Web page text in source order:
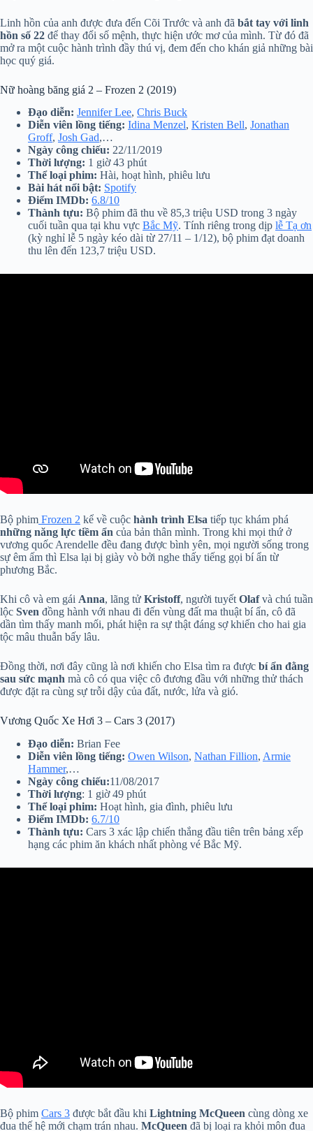
Linh hồn của anh được đưa đến Cõi Trước và anh đã bắt tay với linh
hồn số 22 để thay đổi số mệnh, thực hiện ước mơ của mình. Từ đó đã
mở ra một cuộc hành trình đầy thú vị, đem đến cho khán giả những bài
học quý giá.
Nữ hoàng băng giá 2 – Frozen 2 (2019)
Đạo diễn: Jennifer Lee, Chris Buck
Diễn viên lồng tiếng: Idina Menzel, Kristen Bell, Jonathan
Groff, Josh Gad,…
Ngày công chiếu: 22/11/2019
Thời lượng: 1 giờ 43 phút
Thể loại phim: Hài, hoạt hình, phiêu lưu
Bài hát nổi bật: Spotify
Điểm IMDb: 6.8/10
Thành tựu: Bộ phim đã thu về 85,3 triệu USD trong 3 ngày
cuối tuần qua tại khu vực Bắc Mỹ. Tính riêng trong dịp lễ Tạ ơn
(kỳ nghỉ lễ 5 ngày kéo dài từ 27/11 – 1/12), bộ phim đạt doanh
thu lên đến 123,7 triệu USD.
Bộ phim Frozen 2 kể về cuộc hành trình Elsa tiếp tục khám phá
những năng lực tiềm ẩn của bản thân mình. Trong khi mọi thứ ở
vương quốc Arendelle đều đang được bình yên, mọi người sống trong
sự êm ấm thì Elsa lại bị giày vò bởi nghe thấy tiếng gọi bí ẩn từ
phương Bắc.
Khi cô và em gái Anna, lãng tử Kristoff, người tuyết Olafvà chú tuần
lộc Sven đồng hành với nhau đi đến vùng đất ma thuật bí ẩn, cô đã
dần tìm thấy manh mối, phát hiện ra sự thật đáng sợ khiến cho hai gia
tộc mâu thuẫn bấy lâu.
Đồng thời, nơi đây cũng là nơi khiến cho Elsa tìm ra được bí ẩn đằng
sau sức mạnh mà cô có qua việc cô đương đầu với những thử thách
được đặt ra cùng sự trỗi dậy của đất, nước, lửa và gió.
Vương Quốc Xe Hơi 3 – Cars 3 (2017)
Đạo diễn: Brian Fee
Diễn viên lồng tiếng: Owen Wilson, Nathan Fillion, Armie
Hammer,…
Ngày công chiếu:11/08/2017
Thời lượng: 1 giờ 49 phút
Thể loại phim: Hoạt hình, gia đình, phiêu lưu
Điểm IMDb: 6.7/10
Thành tựu: Cars 3 xác lập chiến thắng đầu tiên trên bảng xếp
hạng các phim ăn khách nhất phòng vé Bắc Mỹ.
Bộ phim Cars 3 được bắt đầu khi Lightning McQueen cùng dòng xe
đua thế hệ mới chạm trán nhau. McQueen đã bị loại ra khỏi môn đua